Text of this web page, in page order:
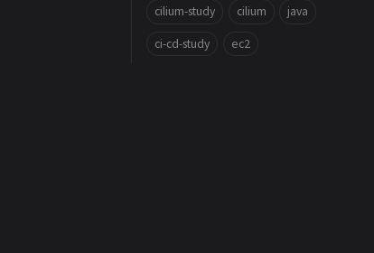
cilium-study cilium java
ci-cd-study ec2